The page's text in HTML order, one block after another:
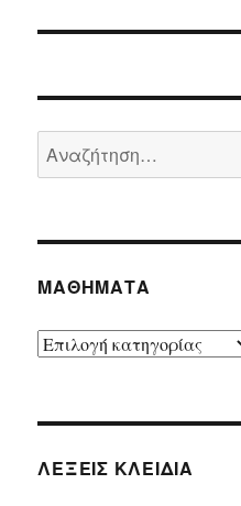
Αναζήτηση
για:
ΜΑΘΉΜΑΤΑ
Μαθήματα
ΛΈΞΕΙΣ ΚΛΕΙΔΙΆ